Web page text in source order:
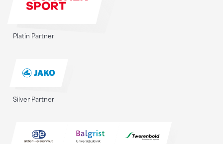
Platin Partner
Silver Partner